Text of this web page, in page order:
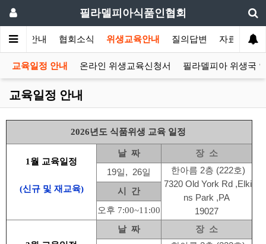
필라델피아식품인협회
협회안내 협회소식 위생교육안내 질의답변 자료실
교육일정 안내 온라인 위생교육신청서 필라델피아 위생국
교육일정 안내
2026년도 식품위생 교육 일정
1월 교육일정
(신규 및 재교육)
날 짜
장 소
19일, 26일
한아름 2층 (222호)
7320 Old York Rd ,Elki
ns Park ,PA
19027
시 간
오후 7:00~11:00
날 짜 장 소